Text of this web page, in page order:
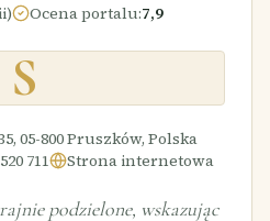
Ocena portalu:7,9
S
05-800 Pruszków, Polska
711 Strona internetowa
podzielone, wskazując